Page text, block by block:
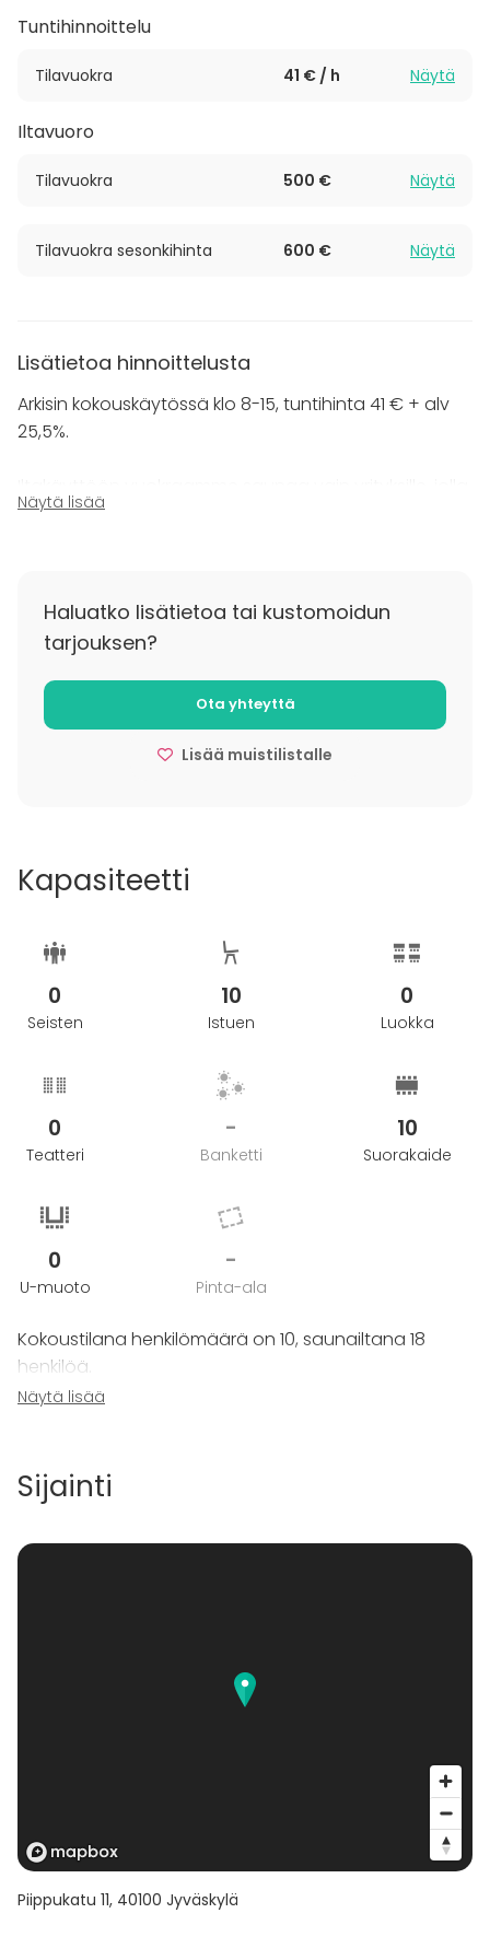
yrityksille, joilla on Y-tunnus.
Tuntihinnoittelu
Tilavuokra 41 € / h Näytä
Iltavuoro
Tilavuokra 500 € Näytä
Tilavuokra sesonkihinta 600 € Näytä
Lisätietoa hinnoittelusta
Arkisin kokouskäytössä klo 8-15, tuntihinta 41 € + alv
25,5%.
on y-tunnus. Saunaillan vuokra-aika on klo 16-24.
Lisätietoa peruutuksesta
Kokoustilana 48 tuntia ja iltakäytössä 14 päivää
Näytä lisää
Haluatko lisätietoa tai kustomoidun
tarjouksen?
Ota yhteyttä
Lisää muistilistalle
Kapasiteetti
0
Seisten
10
Istuen
0
Luokka
0
Teatteri
-
Banketti
10
Suorakaide
0
U-muoto
-
Pinta-ala
Kokoustilana henkilömäärä on 10, saunailtana 18
henkilöä.
Kokoustilan koko on 22 m2 ja koko saunaosaston 100
Näytä lisää
Sijainti
Piippukatu 11, 40100 Jyväskylä